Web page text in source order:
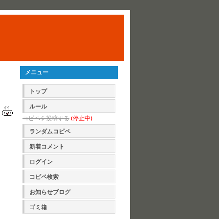
メニュー
トップ
ルール
コピペを投稿する (停止中)
ランダムコピペ
新着コメント
ログイン
コピペ検索
お知らせブログ
ゴミ箱